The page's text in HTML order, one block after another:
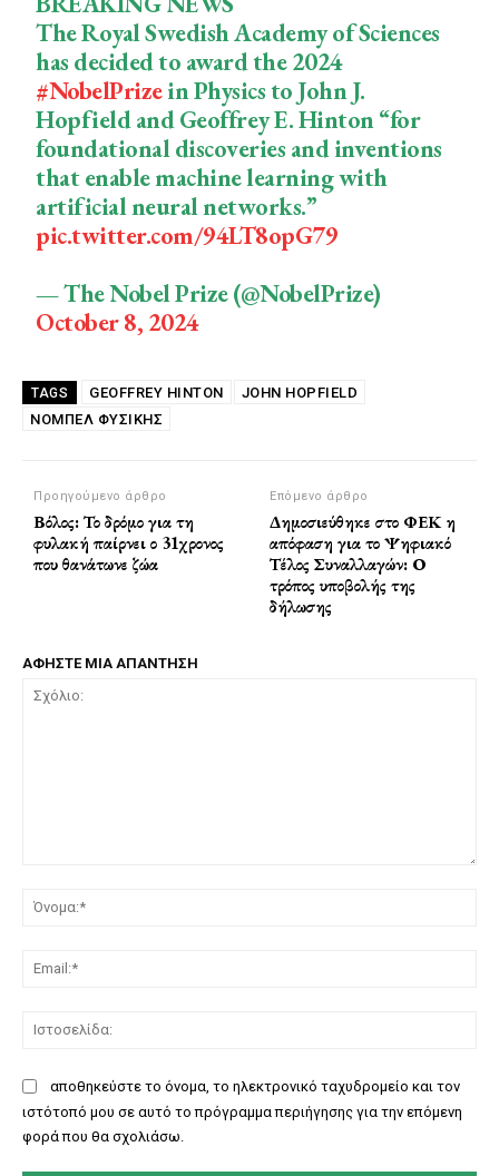
The Royal Swedish Academy of Sciences
has decided to award the 2024
#NobelPrizein Physics to John J.
Hopfield and Geoffrey E. Hinton “for
foundational discoveries and inventions
that enable machine learning with
artificial neural networks.”
pic.twitter.com/94LT8opG79
— The Nobel Prize (@NobelPrize)
October 8, 2024
TAGS GEOFFREY HINTON
JOHN HOPFIELD
ΝΟΜΠΕΛ ΦΥΣΙΚΗΣ
Προηγούμενο άρθρο
Βόλος: Το δρόμο για τη
φυλακή παίρνει ο 31χρονος
που θανάτωνε ζώα
Επόμενο άρθρο
Δημοσιεύθηκε στο ΦΕΚ η
απόφαση για το Ψηφιακό
Τέλος Συναλλαγών: Ο
τρόπος υποβολής της
δήλωσης
ΑΦΗΣΤΕ ΜΙΑ ΑΠΑΝΤΗΣΗ
αποθηκεύστε το όνομα, το ηλεκτρονικό ταχυδρομείο και τον
ιστότοπό μου σε αυτό το πρόγραμμα περιήγησης για την επόμενη
φορά που θα σχολιάσω.